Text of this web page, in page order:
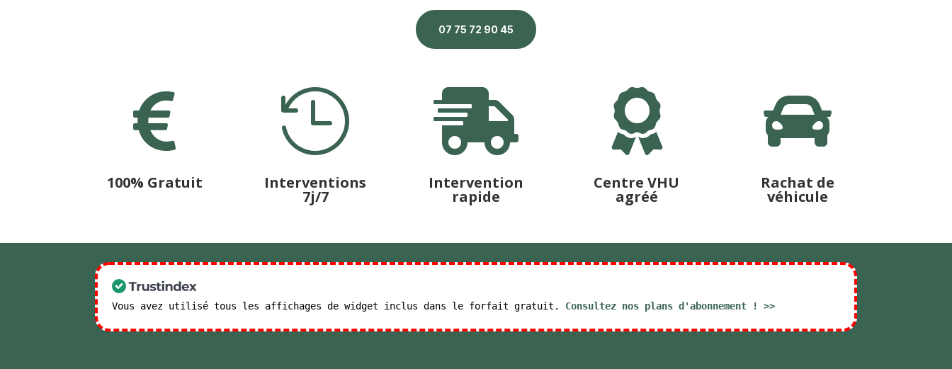
07 75 72 90 45

100% Gratuit

Interventions
7j/7

Intervention
rapide

Centre VHU
agréé

Rachat de
véhicule
Vous avez utilisé tous les affichages de widget inclus dans le forfait gratuit. Consultez nos plans d'abonnement ! >>